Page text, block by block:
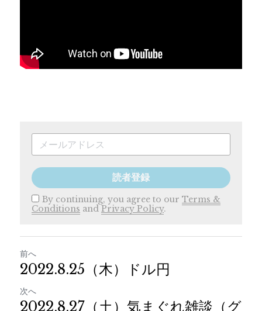
読者登録
By continuing, you agree to our Terms &
Conditions and Privacy Policy.
前へ
2022.8.25（木）ドル円
次へ
2022.8.27（土）気まぐれ雑談（グ